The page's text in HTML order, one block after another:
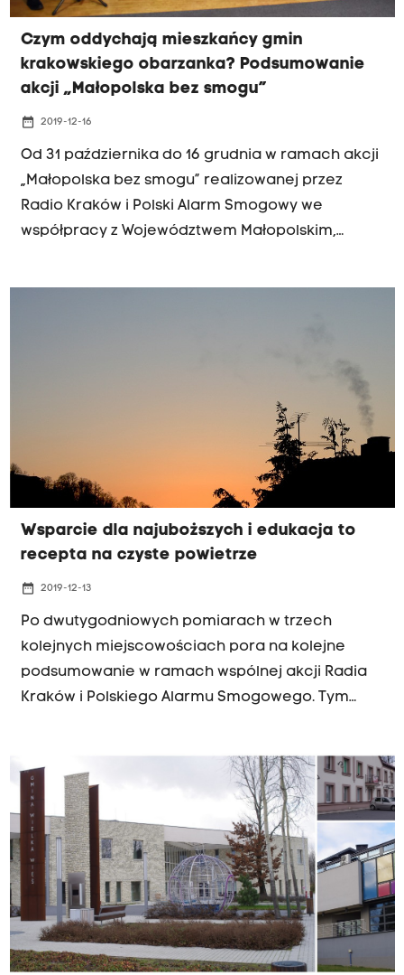
Czym oddychają mieszkańcy gmin
krakowskiego obarzanka? Podsumowanie
akcji „Małopolska bez smogu”
date_range 2019-12-16
Od 31 października do 16 grudnia w ramach akcji
„Małopolska bez smogu” realizowanej przez
Radio Kraków i Polski Alarm Smogowy we
współpracy z Województwem Małopolskim,
Niepołomicach (pomiary od 31.10 do 15.11), w
Zielonkach, Wieliczce i Brzeziu w gminie
Zabierzów (pomiary od 16 do 29.11), a na finiszu
akcji (od 1.12 do 16.12) w gminie Wielka Wieś
(miejscowość Szyce), Michałowicach i Tyńcu.
Wsparcie dla najuboższych i edukacja to
recepta na czyste powietrze
date_range 2019-12-13
Po dwutygodniowych pomiarach w trzech
kolejnych miejscowościach pora na kolejne
podsumowanie w ramach wspólnej akcji Radia
Kraków i Polskiego Alarmu Smogowego. Tym
podstawie tych analiz powstał specjalny raport.
Nasza akcja była także okazją do tego aby
porozmawiać z lokalnymi władzami o tempie
wymiany pieców i kłopotach, z którymi borykają
się gminy.